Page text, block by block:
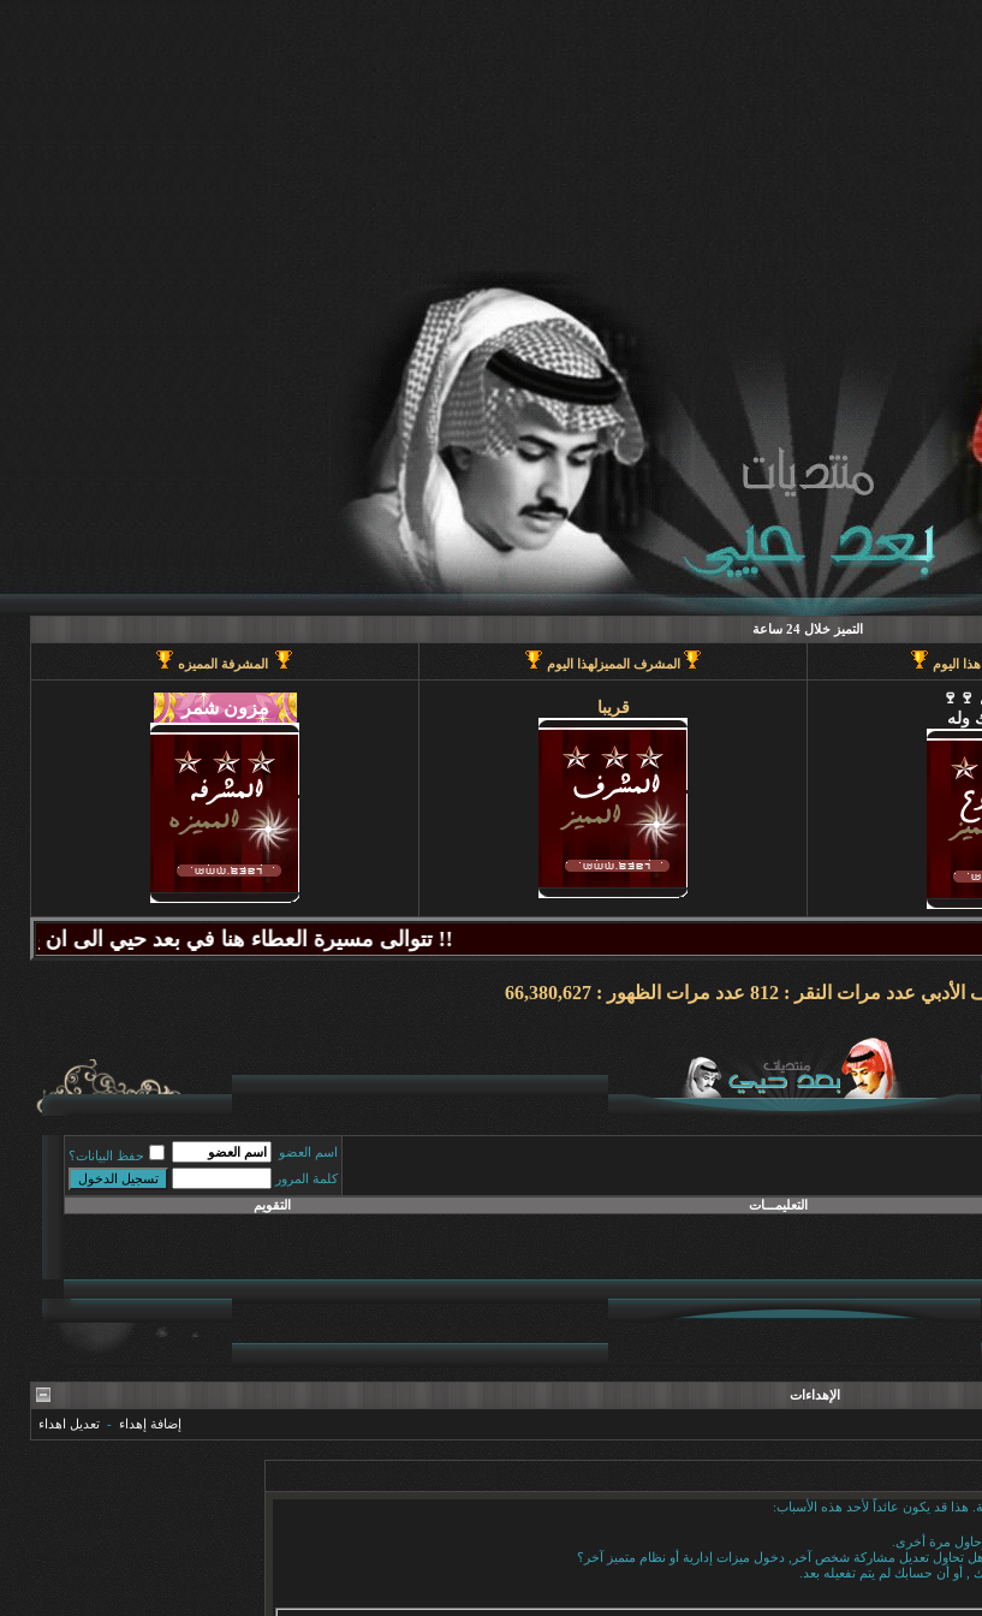
التميز خلال 24 ساعة
اليوم المشرف المميزلهذا اليوم المشرفة المميزه
🍷🍷
وله
قريبا
اسم العضو
حفظ البيانات؟
كلمة المرور
التعليمـــات التقويم
الإهداءات
إضافة إهداء - تعديل اهداء
هذا قد يكون عائداً لأحد هذه الأسباب:
مرة أخرى.
تحاول تعديل مشاركة شخص آخر, دخول ميزات إدارية أو نظام متميز آخر؟
, أو أن حسابك لم يتم تفعيله بعد.